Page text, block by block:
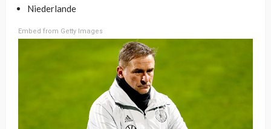
Niederlande
Embed from Getty Images